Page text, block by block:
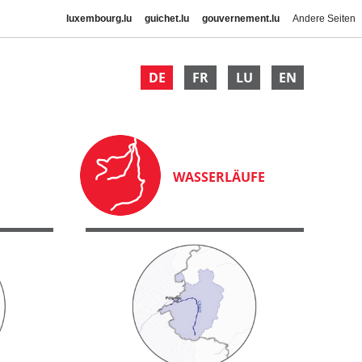
luxembourg.lu guichet.lu gouvernement.lu Andere Seiten
DE FR LU EN
WASSERLÄUFE